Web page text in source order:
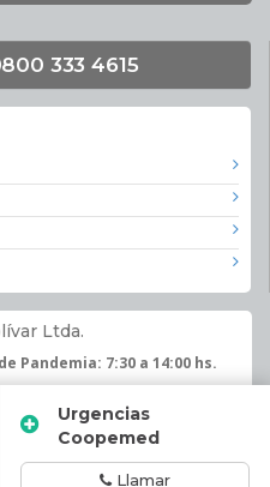
Urgencias
Coopemed
Llamar
333 4615
Ltda.
Pandemia: 7:30 a 14:00 hs.
de Bolívar. Provincia de